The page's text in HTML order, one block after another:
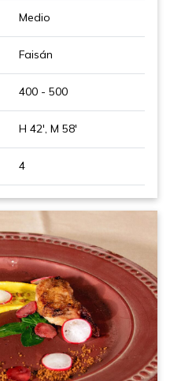
Medio
Faisán
400 - 500
H 42', M 58'
4